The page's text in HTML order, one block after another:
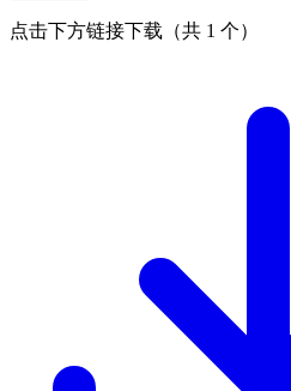
点击下方链接下载（共 1 个）